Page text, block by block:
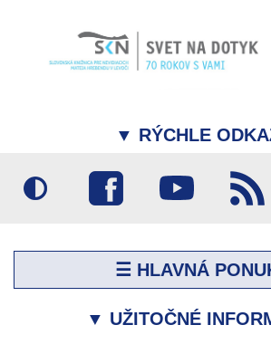
▼ RÝCHLE
☰ HLAVNÁ
▼ UŽITOČNÉ